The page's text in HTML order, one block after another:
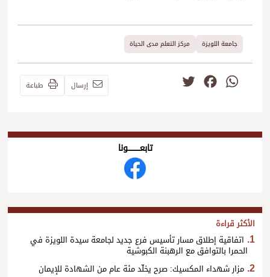
جامعة اللويزة مركز التعلم مدى الحياة
WhatsApp
Facebook إرسال طباعة
تابعــــــــــونا
الأكثر قراءة
اتفاقية إطلاق مسار تأسيس فرع جديد لجامعة سيدة اللويزة في
الحمرا بالتوافق مع الرهبنة الكبوشية
مزار شهداء المكسيك: صرح يخلّد مئة عام من الشهادة للإيمان